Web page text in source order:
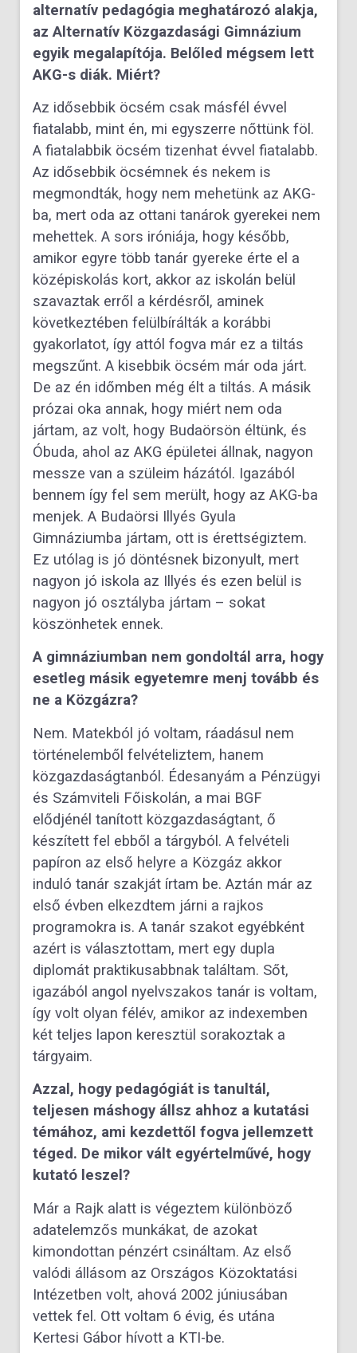
alternatív pedagógia meghatározó alakja,
az Alternatív Közgazdasági Gimnázium
egyik megalapítója. Belőled mégsem lett
AKG-s diák. Miért?
Az idősebbik öcsém csak másfél évvel
fiatalabb, mint én, mi egyszerre nőttünk föl.
A fiatalabbik öcsém tizenhat évvel fiatalabb.
Az idősebbik öcsémnek és nekem is
megmondták, hogy nem mehetünk az AKG-
ba, mert oda az ottani tanárok gyerekei nem
mehettek. A sors iróniája, hogy később,
amikor egyre több tanár gyereke érte el a
középiskolás kort, akkor az iskolán belül
szavaztak erről a kérdésről, aminek
következtében felülbírálták a korábbi
gyakorlatot, így attól fogva már ez a tiltás
megszűnt. A kisebbik öcsém már oda járt.
De az én időmben még élt a tiltás. A másik
prózai oka annak, hogy miért nem oda
jártam, az volt, hogy Budaörsön éltünk, és
Óbuda, ahol az AKG épületei állnak, nagyon
messze van a szüleim házától. Igazából
bennem így fel sem merült, hogy az AKG-ba
menjek. A Budaörsi Illyés Gyula
Gimnáziumba jártam, ott is érettségiztem.
Ez utólag is jó döntésnek bizonyult, mert
nagyon jó iskola az Illyés és ezen belül is
nagyon jó osztályba jártam – sokat
köszönhetek ennek.
A gimnáziumban nem gondoltál arra, hogy
esetleg másik egyetemre menj tovább és
ne a Közgázra?
Nem. Matekból jó voltam, ráadásul nem
történelemből felvételiztem, hanem
közgazdaságtanból. Édesanyám a Pénzügyi
és Számviteli Főiskolán, a mai BGF
elődjénél tanított közgazdaságtant, ő
készített fel ebből a tárgyból. A felvételi
papíron az első helyre a Közgáz akkor
induló tanár szakját írtam be. Aztán már az
első évben elkezdtem járni a rajkos
programokra is. A tanár szakot egyébként
azért is választottam, mert egy dupla
diplomát praktikusabbnak találtam. Sőt,
igazából angol nyelvszakos tanár is voltam,
így volt olyan félév, amikor az indexemben
két teljes lapon keresztül sorakoztak a
tárgyaim.
Azzal, hogy pedagógiát is tanultál,
teljesen máshogy állsz ahhoz a kutatási
témához, ami kezdettől fogva jellemzett
téged. De mikor vált egyértelművé, hogy
kutató leszel?
Már a Rajk alatt is végeztem különböző
adatelemzős munkákat, de azokat
kimondottan pénzért csináltam. Az első
valódi állásom az Országos Közoktatási
Intézetben volt, ahová 2002 júniusában
vettek fel. Ott voltam 6 évig, és utána
Kertesi Gábor hívott a KTI-be.